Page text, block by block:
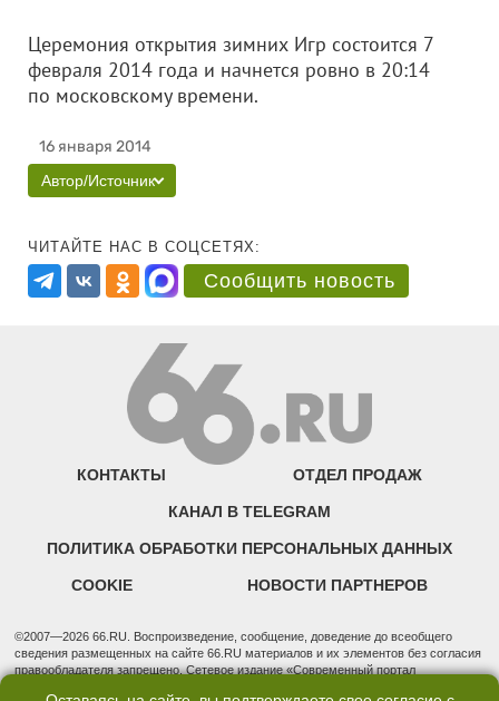
Церемония открытия зимних Игр состоится 7
февраля 2014 года и начнется ровно в 20:14
по московскому времени.
16 января 2014
Автор/Источник
ЧИТАЙТЕ НАС В СОЦСЕТЯХ:
Сообщить новость
КОНТАКТЫ ОТДЕЛ ПРОДАЖ
КАНАЛ В TELEGRAM
ПОЛИТИКА ОБРАБОТКИ ПЕРСОНАЛЬНЫХ ДАННЫХ
COOKIE НОВОСТИ ПАРТНЕРОВ
©2007—2026 66.RU. Воспроизведение, сообщение, доведение до всеобщего
сведения размещенных на сайте 66.RU материалов и их элементов без согласия
правообладателя запрещено. Сетевое издание «Современный портал